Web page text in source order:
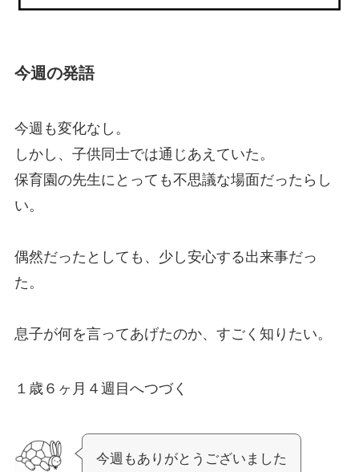
今週の発語
今週も変化なし。
しかし、子供同士では通じあえていた。
保育園の先生にとっても不思議な場面だったらし
い。
偶然だったとしても、少し安心する出来事だっ
た。
息子が何を言ってあげたのか、すごく知りたい。
１歳６ヶ月４週目へつづく
今週もありがとうございました